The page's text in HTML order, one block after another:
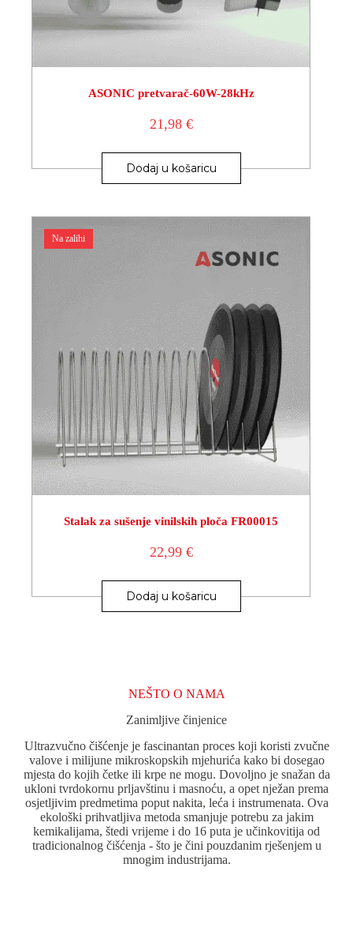
ASONIC pretvarač-60W-28kHz
21,98 €
Dodaj u košaricu
Na zalihi
Stalak za sušenje vinilskih ploča FR00015
22,99 €
Dodaj u košaricu
NEŠTO O NAMA
Zanimljive činjenice
Ultrazvučno čišćenje je fascinantan proces koji koristi zvučne
valove i milijune mikroskopskih mjehurića kako bi dosegao
mjesta do kojih četke ili krpe ne mogu. Dovoljno je snažan da
ukloni tvrdokornu prljavštinu i masnoću, a opet nježan prema
osjetljivim predmetima poput nakita, leća i instrumenata. Ova
ekološki prihvatljiva metoda smanjuje potrebu za jakim
kemikalijama, štedi vrijeme i do 16 puta je učinkovitija od
tradicionalnog čišćenja - što je čini pouzdanim rješenjem u
mnogim industrijama.